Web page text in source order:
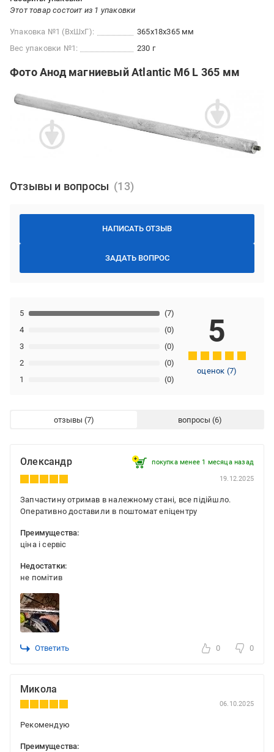
Этот товар состоит из 1 упаковки
Упаковка №1 (ВхШхГ):
365x18x365 мм
Вес упаковки №1:
230 г
Фото Анод магниевый Atlantic М6 L 365 мм
Отзывы и вопросы
НАПИСАТЬ ОТЗЫВ
ЗАДАТЬ ВОПРОС
1 (0)
2 (0)
3 (0)
4 (0)
5 (7)
5
оценок (7)
отзывы вопросы
Олександр покупка менее 1 месяца назад
19.12.2025
Запчастину отримав в належному стані, все підійшло.
Оперативно доставили в поштомат епіцентру
Преимущества:
ціна і сервіс
Недостатки:
не помітив
Ответить 0 0
Микола
06.10.2025
Рекомендую
Преимущества: